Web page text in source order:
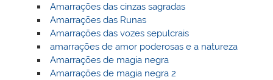
Amarrações das cinzas sagradas
Amarrações das Runas
Amarrações das vozes sepulcrais
amarrações de amor poderosas e a natureza
Amarrações de magia negra
Amarrações de magia negra 2